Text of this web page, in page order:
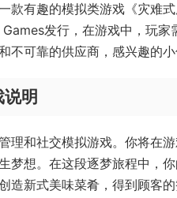
款有趣的模拟类游戏《灾
发行，在游戏中，玩
不可靠的供应商，感兴趣的
明
理和社交模拟游戏。你将在
梦想。在这段逐梦旅程中，
造新式美味菜肴，得到顾客